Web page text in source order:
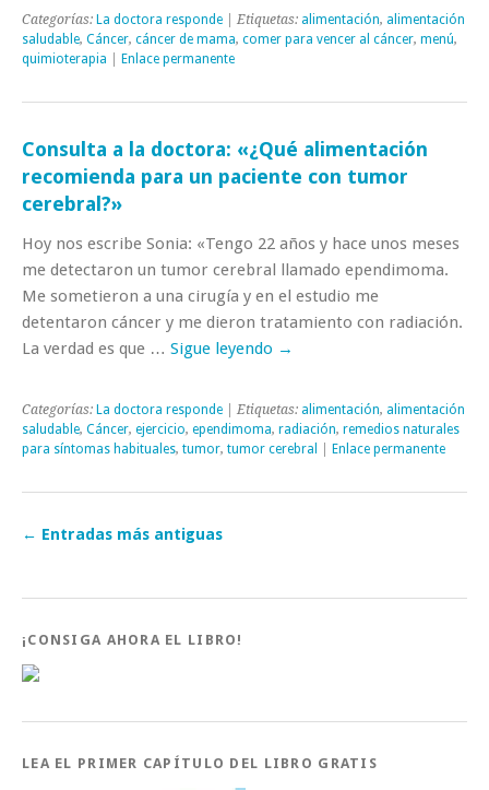
Categorías: La doctora responde | Etiquetas: alimentación, alimentación
saludable, Cáncer, cáncer de mama, comer para vencer al cáncer, menú,
quimioterapia
Enlace permanente
Consulta a la doctora: «¿Qué alimentación
recomienda para un paciente con tumor
cerebral?»
Hoy nos escribe Sonia: «Tengo 22 años y hace unos meses
me detectaron un tumor cerebral llamado ependimoma.
Me sometieron a una cirugía y en el estudio me
detentaron cáncer y me dieron tratamiento con radiación.
La verdad es que … Sigue leyendo →
Categorías: La doctora responde | Etiquetas: alimentación, alimentación
saludable, Cáncer, ejercicio, ependimoma, radiación, remedios naturales
para síntomas habituales, tumor, tumor cerebral Enlace permanente
← Entradas más antiguas
¡CONSIGA AHORA EL LIBRO!
LEA EL PRIMER CAPÍTULO DEL LIBRO GRATIS